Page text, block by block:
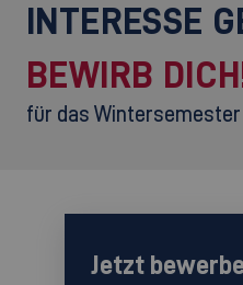
INTERESSE
BEWIRB
für das Wintersemester
Jetzt